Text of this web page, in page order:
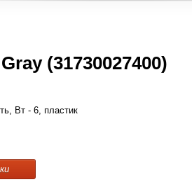
(31730027400)
Вт - 6, пластик